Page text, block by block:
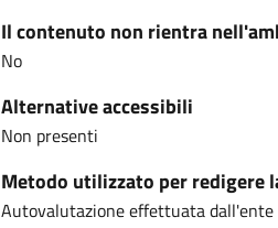
Il contenuto non rientra
No
Alternative accessibili
Non presenti
Metodo utilizzato per redigere
Autovalutazione effettuata dall'ente